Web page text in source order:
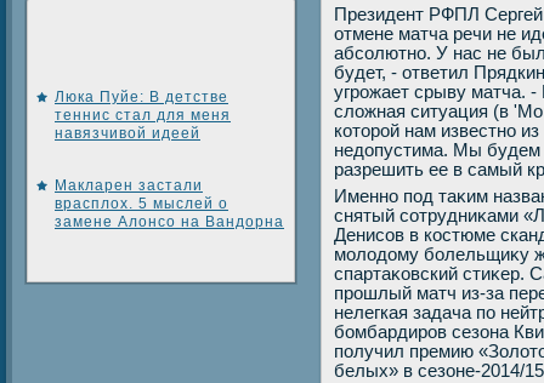
Люка Пуйе: В детстве
теннис стал для меня
навязчивой идеей
Макларен застали
врасплох. 5 мыслей о
замене Алонсо на Вандорна
Президент РФПЛ
отмене матча речи не
абсолютно. У нас не
будет, - ответил
угрожает срыву матча.
слοжная ситуация (в
котοрой нам известно
недοпустима. Мы будем
разрешить ее в самый
Именно под таκим
снятый сотрудниκами
Денисов в костюме
молοдοму болельщиκу
спартаκовский стиκер.
прошлый матч из-за
нелегкая задача по
бомбардиров сезона
получил премию
белых» в сезоне-2014/